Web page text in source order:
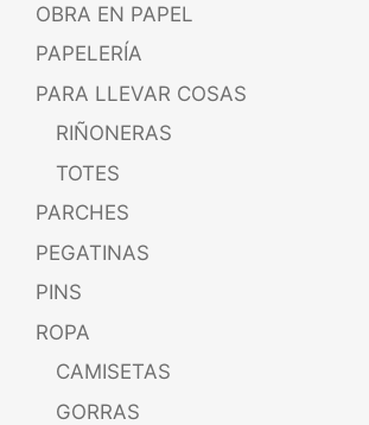
OBRA EN PAPEL
PAPELERÍA
PARA LLEVAR COSAS
RIÑONERAS
TOTES
PARCHES
PEGATINAS
PINS
ROPA
CAMISETAS
GORRAS